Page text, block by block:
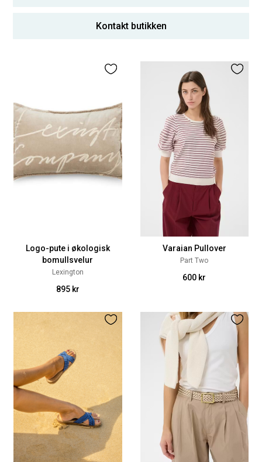
Kontakt butikken
Logo-pute i økologisk
bomullsvelur
Lexington
895 kr
Varaian Pullover
Part Two
600 kr